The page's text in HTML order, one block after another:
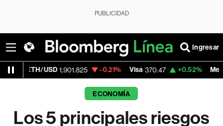
PUBLICIDAD
Ingresar
1,901.825 -0.21% Visa 370.47 +0.52% MercadoLibre
ECONOMÍA
Los 5 principales riesgos